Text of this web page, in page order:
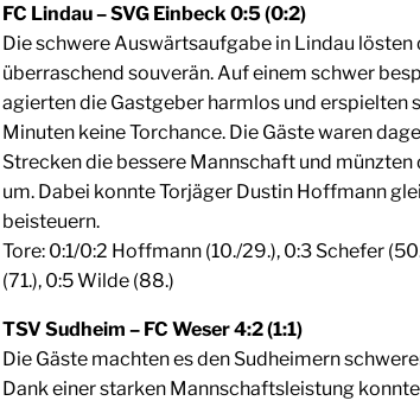
FC Lindau – SVG Einbeck 0:5 (0:2)
Die schwere Auswärtsaufgabe in Lindau
überraschend souverän. Auf einem schwer
agierten die Gastgeber harmlos und erspielten
Minuten keine Torchance. Die Gäste waren
Strecken die bessere Mannschaft und münzten
um. Dabei konnte Torjäger Dustin Hoffmann
beisteuern.
Tore: 0:1/0:2 Hoffmann (10./29.), 0:3 Schefer
(71.), 0:5 Wilde (88.)
TSV Sudheim – FC Weser 4:2 (1:1)
Die Gäste machten es den Sudheimern
Dank einer starken Mannschaftsleistung